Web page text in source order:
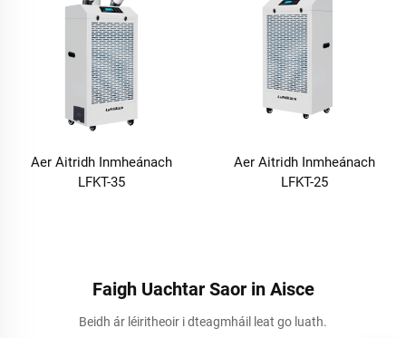
Aer Aitridh Inmheánach
LFKT-35
Aer Aitridh Inmheánach
LFKT-25
Faigh Uachtar Saor in Aisce
Beidh ár léiritheoir i dteagmháil leat go luath.